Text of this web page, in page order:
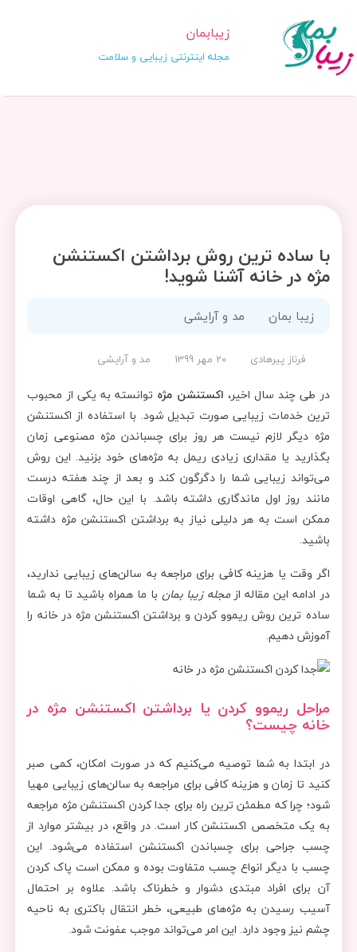
زیبابمان
مجله اینترنتی زیبایی و سلامت
با ساده ترین روش برداشتن اکستنشن
مژه در خانه آشنا شوید!
زیبا بمان مد و آرایشی
فرناز پیرهادی 20 مهر 1399 مد و آرایشی
در طی چند سال اخیر، اکستنشن مژه توانسته به یکی از محبوب
ترین خدمات زیبایی صورت تبدیل شود. با استفاده از اکستنشن
مژه دیگر لازم نیست هر روز برای چسباندن مژه مصنوعی زمان
بگذارید یا مقداری زیادی ریمل به مژه‌های خود بزنید. این روش
می‌تواند زیبایی شما را دگرگون کند و بعد از چند هفته درست
مانند روز اول ماندگاری داشته باشد. با این حال، گاهی اوقات
ممکن است به هر دلیلی نیاز به برداشتن اکستنشن مژه داشته
باشید.
اگر وقت یا هزینه کافی برای مراجعه به سالن‌های زیبایی ندارید،
در ادامه این مقاله ازمجله زیبا بمان با ما همراه باشید تا به شما
ساده ترین روش ریموو کردن و برداشتن اکستنشن مژه در خانه را
آموزش دهیم.
مراحل ریموو کردن یا برداشتن اکستنشن مژه در
خانه چیست؟
در ابتدا به شما توصیه می‌کنیم که در صورت امکان، کمی صبر
کنید تا زمان و هزینه کافی برای مراجعه به سالن‌های زیبایی مهیا
شود؛ چرا که مطمئن ترین راه برای جدا کردن اکستنشن مژه مراجعه
به یک متخصص اکستنشن کار است. در واقع، در بیشتر موارد از
چسب جراحی برای چسباندن اکستنشن استفاده می‌شود. این
چسب با دیگر انواع چسب متفاوت بوده و ممکن است پاک کردن
آن برای افراد مبتدی دشوار و خطرناک باشد. علاوه بر احتمال
آسیب رسیدن به مژه‌های طبیعی، خطر انتقال باکتری به ناحیه
چشم نیز وجود دارد. این امر می‌تواند موجب عفونت شود.